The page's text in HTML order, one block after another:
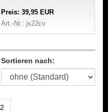
Preis: 39,95 EUR
Art.-Nr.: js22cv
Sortieren nach:
2